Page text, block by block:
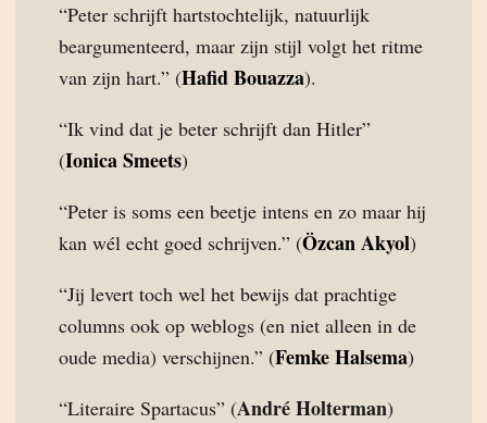
“Peter schrijft hartstochtelijk, natuurlijk
beargumenteerd, maar zijn stijl volgt het ritme
van zijn hart.” (Hafid Bouazza).
“Ik vind dat je beter schrijft dan Hitler”
(Ionica Smeets)
“Peter is soms een beetje intens en zo maar hij
kan wél echt goed schrijven.” (Özcan Akyol)
“Jij levert toch wel het bewijs dat prachtige
columns ook op weblogs (en niet alleen in de
oude media) verschijnen.” (Femke Halsema)
“Literaire Spartacus” (André Holterman)